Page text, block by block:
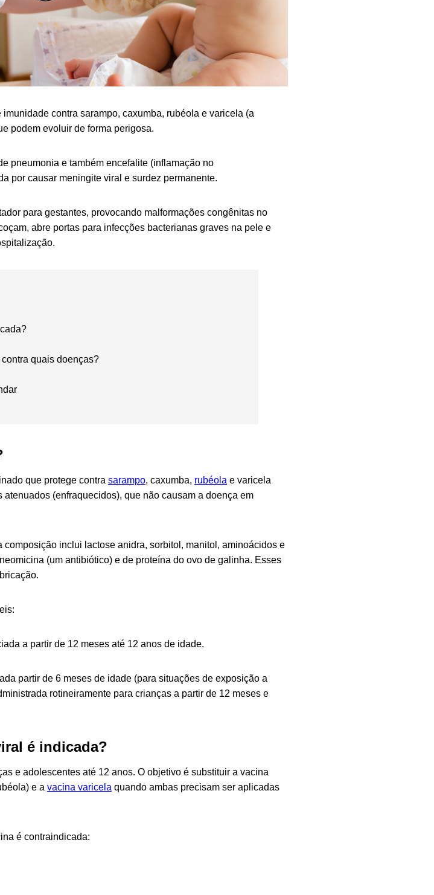
contra sarampo, caxumba, rubéola e varicela (a
podem evoluir de forma perigosa.
pneumonia e também encefalite (inflamação no
por causar meningite viral e surdez permanente.
para gestantes, provocando malformações congênitas no
abre portas para infecções bacterianas graves na pele e
quais doenças?
que protege contra sarampo, caxumba, rubéola e varicela
(enfraquecidos), que não causam a doença em
inclui lactose anidra, sorbitol, manitol, aminoácidos e
(um antibiótico) e de proteína do ovo de galinha. Esses
a partir de 12 meses até 12 anos de idade.
partir de 6 meses de idade (para situações de exposição a
rotineiramente para crianças a partir de 12 meses e
é indicada?
e adolescentes até 12 anos. O objetivo é substituir a vacina
e a vacina varicela quando ambas precisam ser aplicadas
é contraindicada: